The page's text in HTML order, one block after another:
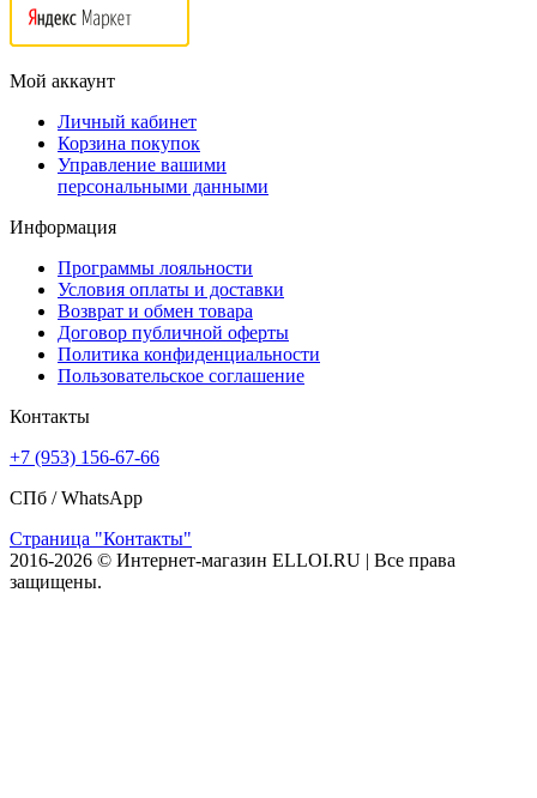
Мой аккаунт
Личный кабинет
Корзина покупок
Управление вашими
персональными данными
Информация
Программы лояльности
Условия оплаты и доставки
Возврат и обмен товара
Договор публичной оферты
Политика конфиденциальности
Пользовательское соглашение
Контакты
+7 (953) 156-67-66
СПб /WhatsApp
Страница "Контакты"
2016-2026 © Интернет-магазин ELLOI.RU | Все права
защищены.